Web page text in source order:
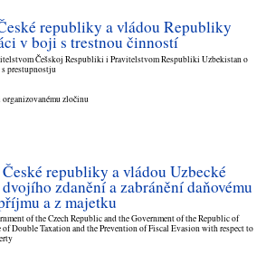
republiky a vládou Republiky
v boji s trestnou činností
Češskoj Respubliki i Pravitelstvom Respubliki Uzbekistan o
prestupnostju
zločinu
republiky a vládou Uzbecké
zdanění a zabránění daňovému
a z majetku
of the Czech Republic and the Government of the Republic of
Double Taxation and the Prevention of Fiscal Evasion with respect to